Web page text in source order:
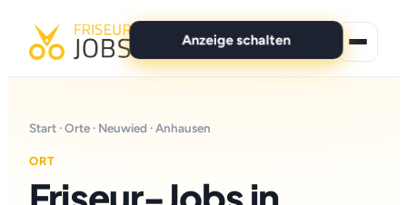
Anzeige schalten
Für Bewerber
Start ·Orte · Neuwied · Anhausen
ORT